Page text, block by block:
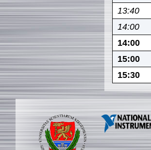
13:40
14:00
14:00
15:00
15:30